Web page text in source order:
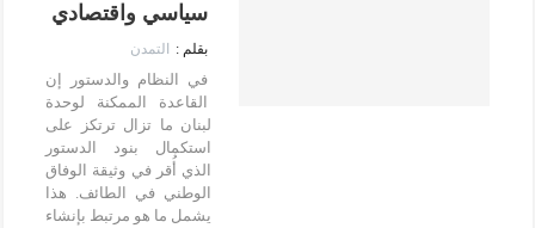
سياسي واقتصادي
التمدن
في النظام والدستور إن
القاعدة الممكنة لوحدة
لبنان ما تزال ترتكز على
استكمال بنود الدستور
الذي أُقر في وثيقة الوفاق
الوطني في الطائف. هذا
يشمل ما هو مرتبط بإنشاء